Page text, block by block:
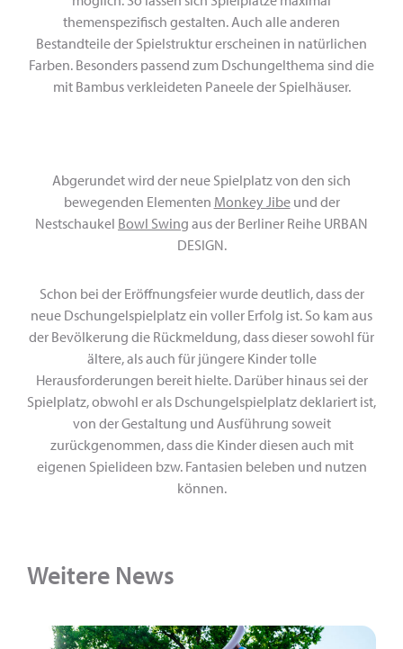
themenspezifisch gestalten. Auch alle anderen
Bestandteile der Spielstruktur erscheinen in natürlichen
Farben. Besonders passend zum Dschungelthema sind die
mit Bambus verkleideten Paneele der Spielhäuser.
Abgerundet wird der neue Spielplatz von den sich
bewegenden Elementen Monkey Jibeund der
Nestschaukel Bowl Swing aus der Berliner Reihe URBAN
DESIGN.
Schon bei der Eröffnungsfeier wurde deutlich, dass der
neue Dschungelspielplatz ein voller Erfolg ist. So kam aus
der Bevölkerung die Rückmeldung, dass dieser sowohl für
ältere, als auch für jüngere Kinder tolle
Herausforderungen bereit hielte. Darüber hinaus sei der
Spielplatz, obwohl er als Dschungelspielplatz deklariert ist,
von der Gestaltung und Ausführung soweit
zurückgenommen, dass die Kinder diesen auch mit
eigenen Spielideen bzw. Fantasien beleben und nutzen
können.
Weitere News